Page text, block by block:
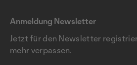
Anmeldung Newsletter
Jetzt für den Newsletter
mehr verpassen.